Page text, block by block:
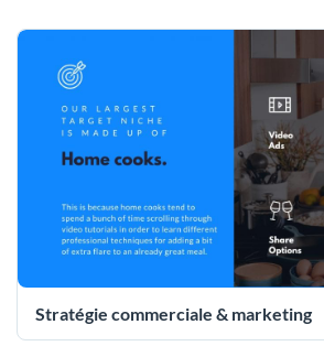
Stratégie commerciale & marketing